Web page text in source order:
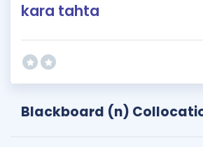
kara tahta
Blackboard (n)